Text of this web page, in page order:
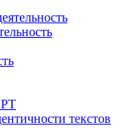
текстов